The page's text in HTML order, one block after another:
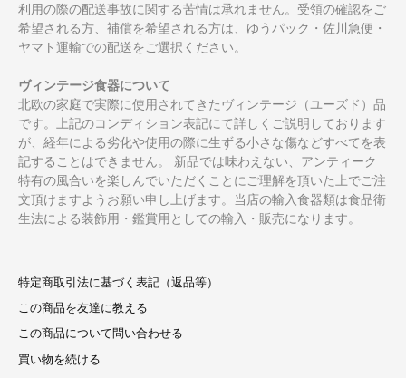
利用の際の配送事故に関する苦情は承れません。受領の確認をご
希望される方、補償を希望される方は、ゆうパック・佐川急便・
ヤマト運輸での配送をご選択ください。
ヴィンテージ食器について
北欧の家庭で実際に使用されてきたヴィンテージ（ユーズド）品
です。上記のコンディション表記にて詳しくご説明しております
が、経年による劣化や使用の際に生ずる小さな傷などすべてを表
記することはできません。 新品では味わえない、アンティーク
特有の風合いを楽しんでいただくことにご理解を頂いた上でご注
文頂けますようお願い申し上げます。当店の輸入食器類は食品衛
生法による装飾用・鑑賞用としての輸入・販売になります。
特定商取引法に基づく表記（返品等）
この商品を友達に教える
この商品について問い合わせる
買い物を続ける